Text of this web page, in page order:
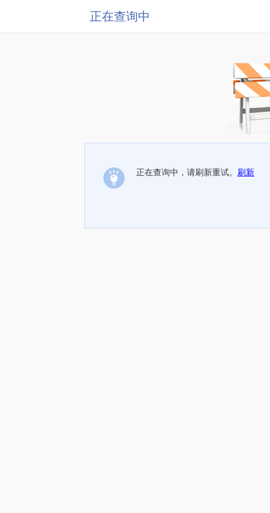
正在查询中
正在查询中，请刷新重试。 刷新